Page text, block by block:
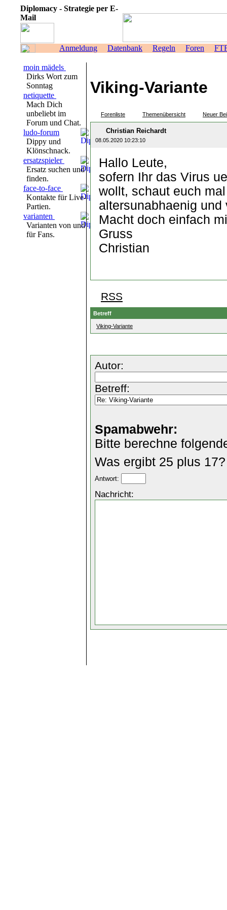
Diplomacy - Strategie per E-
Mail
Anmeldung Datenbank Regeln Foren
moin mädels
Dirks Wort zum
Sonntag
netiquette
Mach Dich
unbeliebt im
Forum und Chat.
ludo-forum
Dippy und
Klönschnack.
ersatzspieler
Ersatz suchen und
finden.
face-to-face
Kontakte für Live-
Partien.
varianten
Varianten von und
für Fans.
Viking-Variante
Forenliste Themenübersicht Neuer
Christian Reichardt
08.05.2020 10:23:10
Hallo Leute,
sofern Ihr das Virus
wollt, schaut euch
altersunabhaenig
Macht doch einfach
Gruss
Christian
RSS
Betreff
Viking-Variante
Autor:
Betreff:
Spamabwehr:
Bitte berechne
Was ergibt 25 plus 17?
Antwort:
Nachricht: